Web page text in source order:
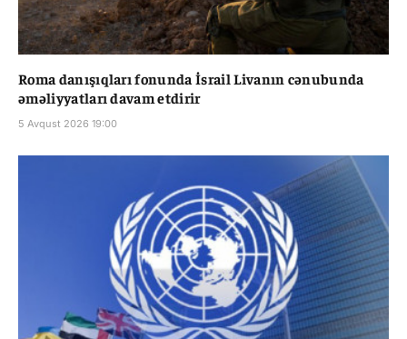
Roma danışıqları fonunda İsrail Livanın cənubunda
əməliyyatları davam etdirir
5 Avqust 2026 19:00